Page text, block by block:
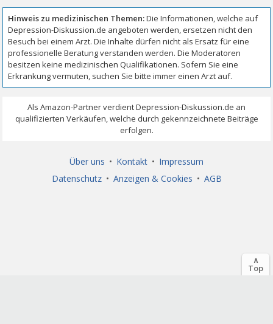
Über uns • Kontakt • Impressum
Datenschutz • Anzeigen & Cookies • AGB
∧
Top